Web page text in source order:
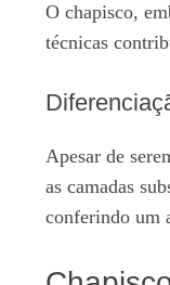
O chapisco,
técnicas
Apesar de
as camadas
conferindo um